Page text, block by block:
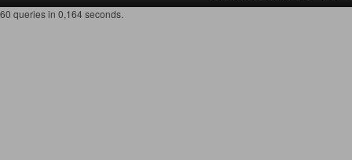
60 queries in 0,164 seconds.